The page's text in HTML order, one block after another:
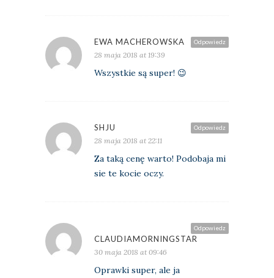
Odpowiedz
EWA MACHEROWSKA
28 maja 2018 at 19:39
Wszystkie są super! 😉
Odpowiedz
SHJU
28 maja 2018 at 22:11
Za taką cenę warto! Podobaja mi
sie te kocie oczy.
Odpowiedz
CLAUDIAMORNINGSTAR
30 maja 2018 at 09:46
Oprawki super, ale ja